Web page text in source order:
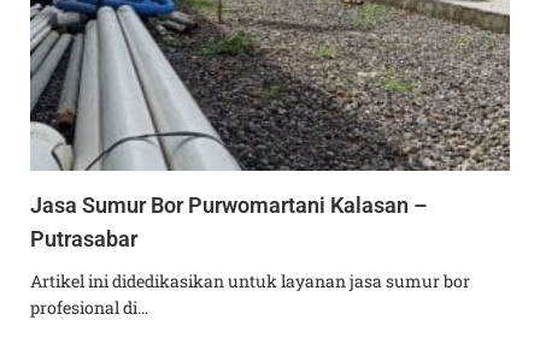
Jasa Sumur Bor Purwomartani Kalasan –
Putrasabar
Artikel ini didedikasikan untuk layanan jasa sumur bor
profesional di…